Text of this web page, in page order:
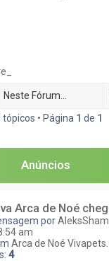
tópicos • Página 1 de 1
Anúncios
Arca de Noé
por
am
Arca de Noé
4